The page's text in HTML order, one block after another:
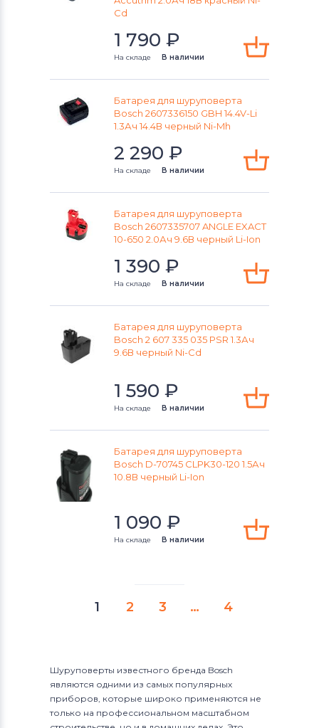
Cd
1 790 ₽
На складе В наличии
Батарея для шуруповерта
Bosch 2607336150 GBH 14.4V-Li
1.3Ач 14.4В черный Ni-Mh
2 290 ₽
На складе В наличии
Батарея для шуруповерта
Bosch 2607335707 ANGLE EXACT
10-650 2.0Ач 9.6В черный Li-Ion
1 390 ₽
На складе В наличии
Батарея для шуруповерта
Bosch 2 607 335 035 PSR 1.3Ач
9.6В черный Ni-Cd
1 590 ₽
На складе В наличии
Батарея для шуруповерта
Bosch D-70745 CLPK30-120 1.5Ач
10.8В черный Li-Ion
1 090 ₽
На складе В наличии
1 2 3 … 4
Шуруповерты известного бренда Bosch
являются одними из самых популярных
приборов, которые широко применяются не
только на профессиональном масштабном